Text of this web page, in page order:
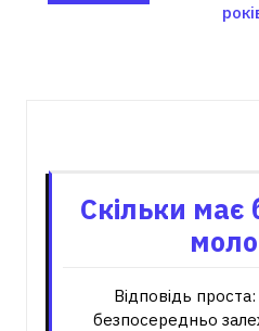
Скільки має
Відповідь
безпосередньо